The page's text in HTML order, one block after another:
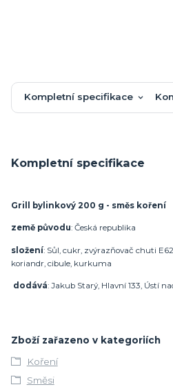
Kompletní specifikace
Kompletní specifikace
Grill bylinkový 200 g - směs koření
země původu: Česká republika
složení: Sůl, cukr, zvýrazňovač chuti
koriandr, cibule, kurkuma
dodává: Jakub Starý, Hlavní 133, Ústí
Zboží zařazeno v kategoriích
Koření
Směsi